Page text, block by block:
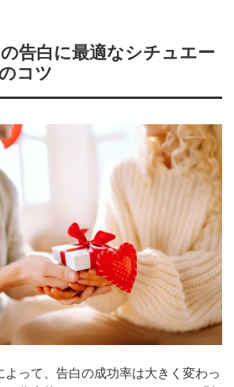
告白に最適なシチュエー
コツ
よって、告白の成功率は大きく変わっ